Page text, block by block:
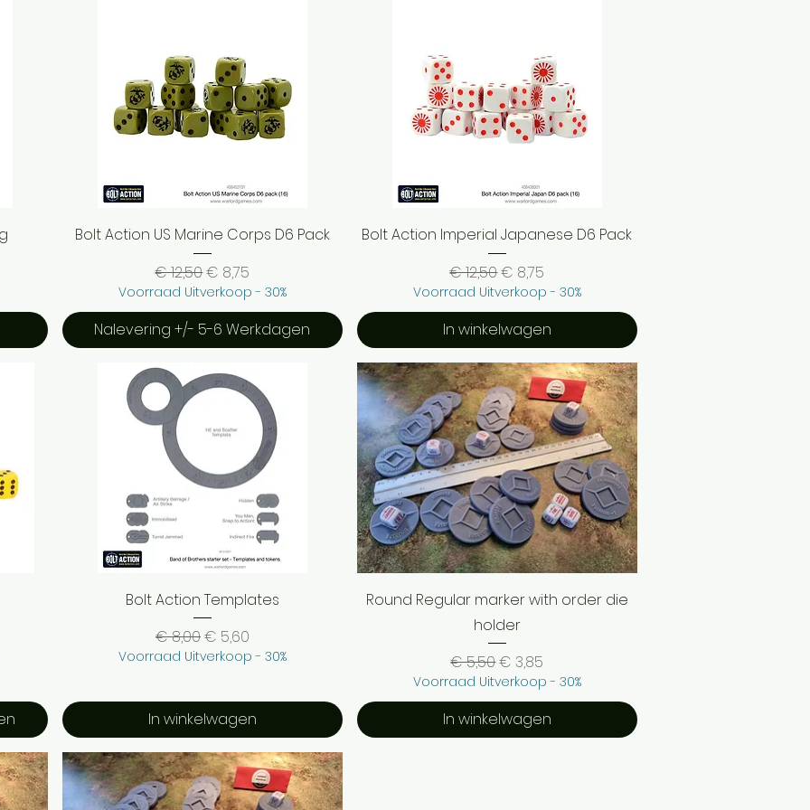
Snel overzicht
Bolt Action US Marine Corps D6 Pack
Normale prijs
€ 12,50Verkoopprijs
€ 8,75
Voorraad Uitverkoop - 30%
Nalevering +/- 5-6 Werkdagen
Snel overzicht
Bolt Action Imperial Japanese D6 Pack
Normale prijs
€ 12,50Verkoopprijs
€ 8,75
Voorraad Uitverkoop - 30%
In winkelwagen
Snel overzicht
Bolt Action Templates
Normale prijs
€ 8,00Verkoopprijs
€ 5,60
Voorraad Uitverkoop - 30%
In winkelwagen
Snel overzicht
Round Regular marker with order die
holder
Normale prijs
€ 5,50Verkoopprijs
€ 3,85
Voorraad Uitverkoop - 30%
In winkelwagen